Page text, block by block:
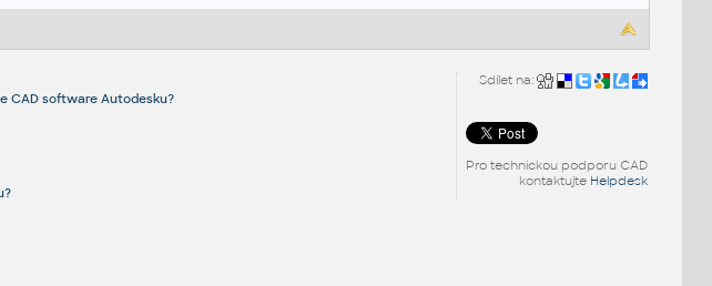
Sdílet na:
Pro technickou podporu CAD
kontaktujte Helpdesk
CAD software Autodesku?